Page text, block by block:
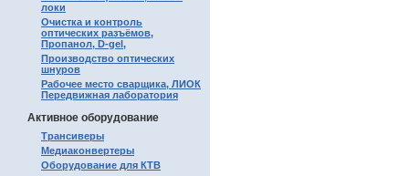
локи
Очистка и контроль
оптических разъёмов,
Пропанол, D-gel,
Производство оптических
шнуров
Рабочее место сварщика, ЛИОК
Передвижная лаборатория
Активное оборудование
Трансиверы
Медиаконвертеры
Оборудование для КТВ